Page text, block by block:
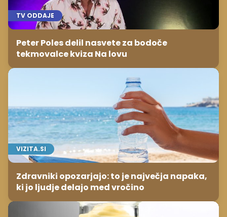
TV ODDAJE
Peter Poles delil nasvete za bodoče
tekmovalce kviza Na lovu
VIZITA.SI
Zdravniki opozarjajo: to je največja napaka,
ki jo ljudje delajo med vročino